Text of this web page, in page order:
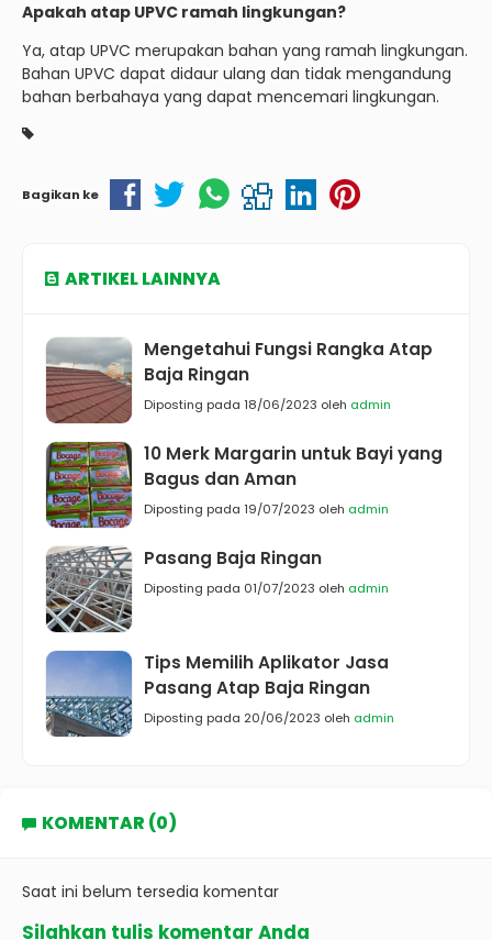
Apakah atap UPVC ramah lingkungan?
Ya, atap UPVC merupakan bahan yang ramah lingkungan.
Bahan UPVC dapat didaur ulang dan tidak mengandung
bahan berbahaya yang dapat mencemari lingkungan.
Bagikan ke
ARTIKEL LAINNYA
Mengetahui Fungsi Rangka Atap
Baja Ringan
Diposting pada 18/06/2023 oleh admin
10 Merk Margarin untuk Bayi yang
Bagus dan Aman
Diposting pada 19/07/2023 oleh admin
Pasang Baja Ringan
Diposting pada 01/07/2023 oleh admin
Tips Memilih Aplikator Jasa
Pasang Atap Baja Ringan
Diposting pada 20/06/2023 oleh admin
KOMENTAR (0)
Saat ini belum tersedia komentar
Silahkan tulis komentar Anda